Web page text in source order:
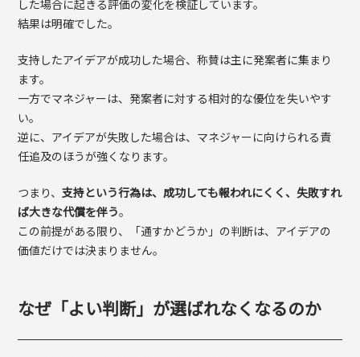
した場合に起きる評価の変化を検証しています。
結果は明確でした。
支持したアイデアが成功した場合、称賛は主に発案者に集まり
ます。
一方でマネジャーは、発案者に対する相対的な優位を失いやす
い。
逆に、アイデアが失敗した場合は、マネジャーに向けられる責
任追及のほうが強くなります。
つまり、支持という行為は、成功しても報われにくく、失敗すれ
ば大きな代償を伴う。
この前提がある限り、「通すかどうか」の判断は、アイデアの
価値だけでは決まりません。
なぜ「よい判断」が選ばれなくなるのか